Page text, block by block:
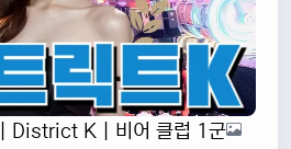
| District K | 비어 클럽 1군